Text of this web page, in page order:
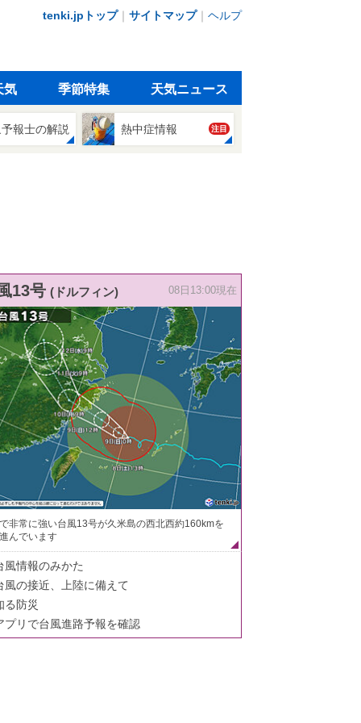
tenki.jpトップ｜ サイトマップ｜ ヘルプ
気 季節特集 天気ニュース
報士の解説 熱中症情報 注目
13号 (ドルフィン) 08日13:00現在
非常に強い台風13号が久米島の西北西約160kmを
んでいます
風情報のみかた
風の接近、上陸に備えて
る防災
プリで台風進路予報を確認